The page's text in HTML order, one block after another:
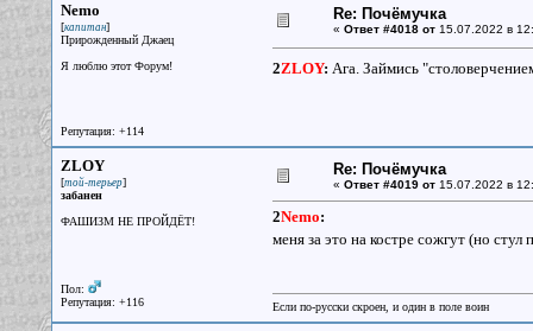
Nemo
[капитан]
Прирожденный Джаец
Я люблю этот Форум!
Репутация: +114
Re: Почёмучка
« Ответ #4018 от15.07.2022 в
2ZLOY: Ага. Займись
ZLOY
[той-терьер]
забанен
ФАШИЗМ НЕ ПРОЙДЁТ!
Пол:
Репутация: +116
Re: Почёмучка
« Ответ #4019 от15.07.2022 в
2Nemo:
меня за это на костре сожгут (но стул
Если по-русски скроен, и один в поле воин